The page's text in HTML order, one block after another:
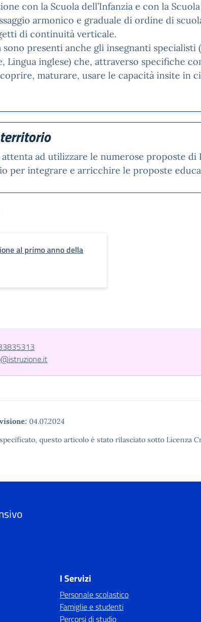
con la Scuola dell’Infanzia e con la
armonico e graduale di ordine di
di continuità verticale.
presenti anche gli insegnanti specialisti
Lingua inglese) che, attraverso specifiche
maturare, usare le capacità insite in
attenta ad utilizzare le numerose proposte di
per integrare e arricchire le proposte
al primo anno della
04.07.2024
questo articolo è stato rilasciato sotto Licenza
I Servizi
Personale scolastico
Famiglie e studenti
Percorsi di studio